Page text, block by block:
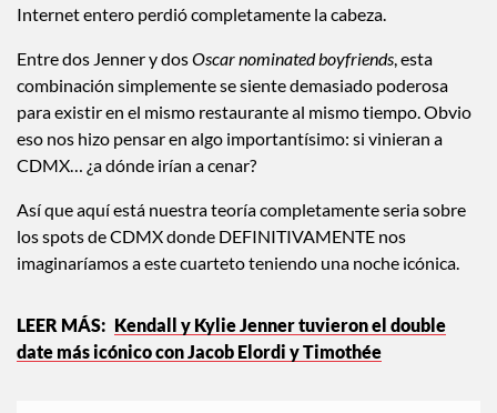
Internet entero perdió completamente la cabeza.
Entre dos Jenner y dosOscar nominated boyfriends, esta
combinación simplemente se siente demasiado poderosa
para existir en el mismo restaurante al mismo tiempo. Obvio
eso nos hizo pensar en algo importantísimo: si vinieran a
CDMX… ¿a dónde irían a cenar?
Así que aquí está nuestra teoría completamente seria sobre
los spots de CDMX donde DEFINITIVAMENTE nos
imaginaríamos a este cuarteto teniendo una noche icónica.
Kendall y Kylie Jenner tuvieron el double
date más icónico con Jacob Elordi y Timothée